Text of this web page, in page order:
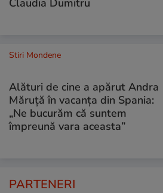
Claudia Dumitru
Stiri Mondene
Alături de cine a apărut Andra
Măruță în vacanța din Spania:
„Ne bucurăm că suntem
împreună vara aceasta”
PARTENERI